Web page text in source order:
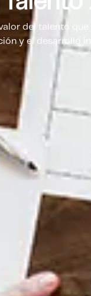
del talento
y el desarrollo